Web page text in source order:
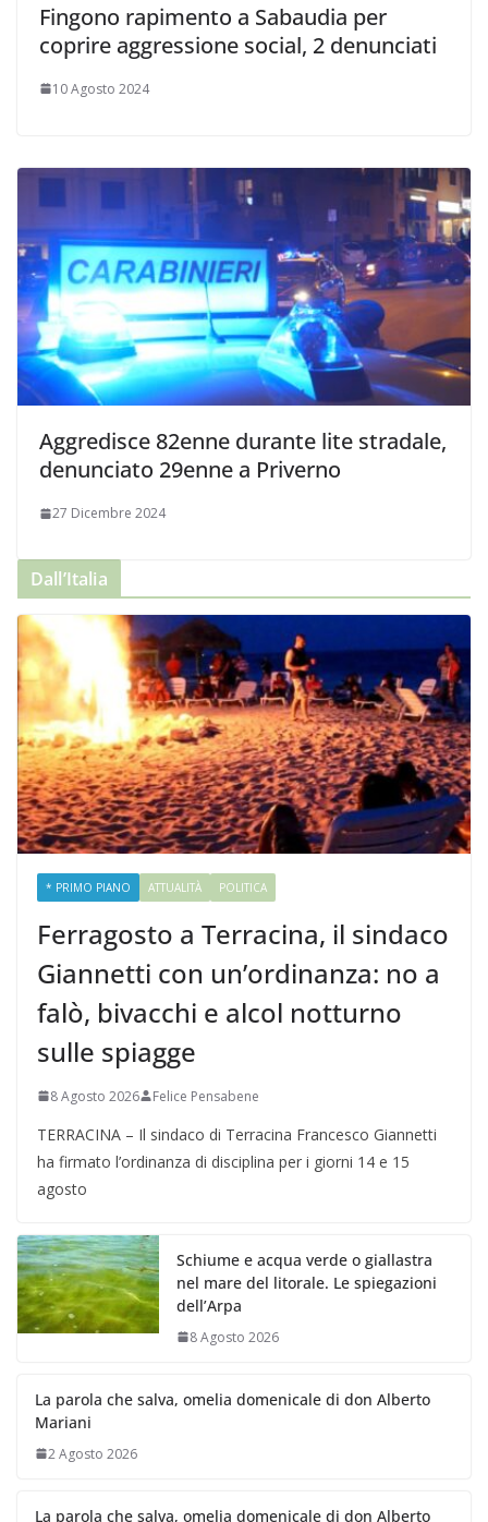
Fingono rapimento a Sabaudia per
coprire aggressione social, 2 denunciati
10 Agosto 2024
Aggredisce 82enne durante lite stradale,
denunciato 29enne a Priverno
27 Dicembre 2024
Dall’Italia
* PRIMO PIANO ATTUALITÀ POLITICA
Ferragosto a Terracina, il sindaco
Giannetti con un’ordinanza: no a
falò, bivacchi e alcol notturno
sulle spiagge
8 Agosto 2026 Felice Pensabene
TERRACINA – Il sindaco di Terracina Francesco Giannetti
ha firmato l’ordinanza di disciplina per i giorni 14 e 15
agosto
Schiume e acqua verde o giallastra
nel mare del litorale. Le spiegazioni
dell’Arpa
8 Agosto 2026
La parola che salva, omelia domenicale di don Alberto
Mariani
2 Agosto 2026
La parola che salva, omelia domenicale di don Alberto